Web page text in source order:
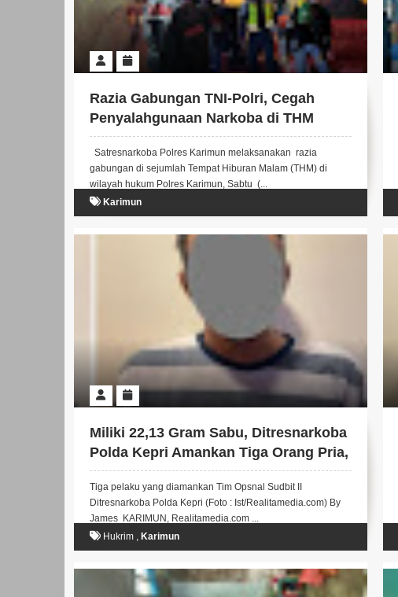
Razia Gabungan TNI-Polri, Cegah
Penyalahgunaan Narkoba di THM
Karimun
Satresnarkoba Polres Karimun melaksanakan razia
gabungan di sejumlah Tempat Hiburan Malam (THM) di
wilayah hukum Polres Karimun, Sabtu (...
Karimun
Miliki 22,13 Gram Sabu, Ditresnarkoba
Polda Kepri Amankan Tiga Orang Pria,
Dua Diantaranya Mahasiswa
Tiga pelaku yang diamankan Tim Opsnal Sudbit II
Ditresnarkoba Polda Kepri (Foto : Ist/Realitamedia.com) By
James KARIMUN, Realitamedia.com ...
Hukrim, Karimun